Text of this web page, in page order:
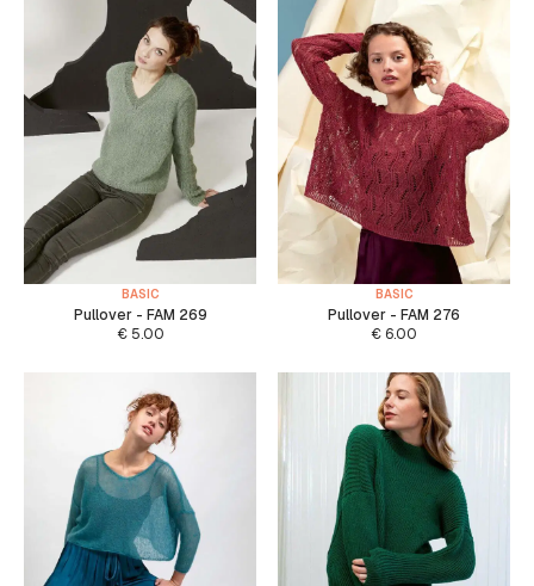
BASIC
Pullover - FAM 269
€5.00
BASIC
Pullover - FAM 276
€ 6.00